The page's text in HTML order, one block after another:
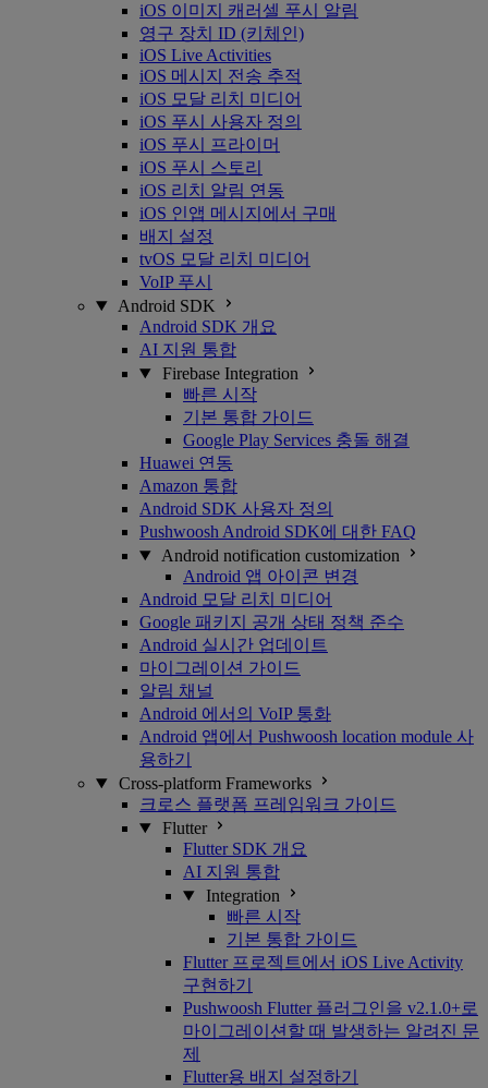
iOS 이미지 캐러셀 푸시 알림
영구 장치 ID (키체인)
iOS Live Activities
iOS 메시지 전송 추적
iOS 모달 리치 미디어
iOS 푸시 사용자 정의
iOS 푸시 프라이머
iOS 푸시 스토리
iOS 리치 알림 연동
iOS 인앱 메시지에서 구매
배지 설정
tvOS 모달 리치 미디어
VoIP 푸시
Android SDK
Android SDK 개요
AI 지원 통합
Firebase Integration
빠른 시작
기본 통합 가이드
Google Play Services 충돌 해결
Huawei 연동
Amazon 통합
Android SDK 사용자 정의
Pushwoosh Android SDK에 대한 FAQ
Android notification customization
Android 앱 아이콘 변경
Android 모달 리치 미디어
Google 패키지 공개 상태 정책 준수
Android 실시간 업데이트
마이그레이션 가이드
알림 채널
Android 에서의 VoIP 통화
Android 앱에서 Pushwoosh location module 사
용하기
Cross-platform Frameworks
크로스 플랫폼 프레임워크 가이드
Flutter
Flutter SDK 개요
AI 지원 통합
Integration
빠른 시작
기본 통합 가이드
Flutter 프로젝트에서 iOS Live Activity
구현하기
Pushwoosh Flutter 플러그인을 v2.1.0+로
마이그레이션할 때 발생하는 알려진 문
제
Flutter용 배지 설정하기